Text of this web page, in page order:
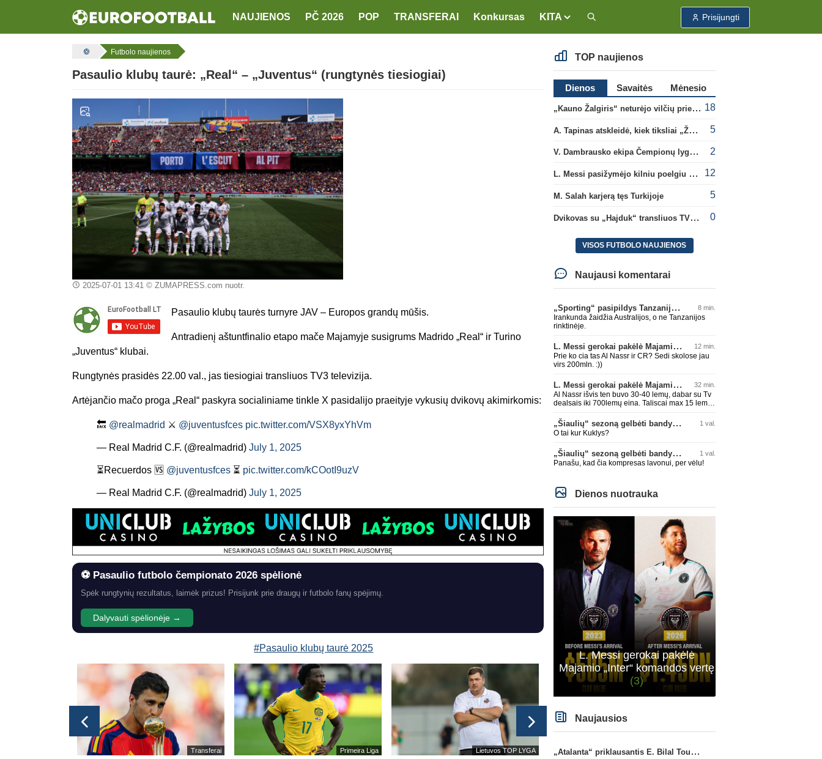
NAUJIENOS PČ 2026 POP TRANSFERAI Konkursas KITA Prisijungti
Futbolo naujienos
Pasaulio klubų taurė: „Real“ – „Juventus“ (rungtynės tiesiogiai)
2025-07-01 13:41 © ZUMAPRESS.com nuotr.
Pasaulio klubų taurės turnyre JAV – Europos grandų mūšis.
Antradienį aštuntfinalio etapo mače Majamyje susigrums Madrido „Real“ ir Turino
„Juventus“ klubai.
Rungtynės prasidės 22.00 val., jas tiesiogiai transliuos TV3 televizija.
Artėjančio mačo proga „Real“ paskyra socialiniame tinkle X pasidalijo praeityje vykusių dvikovų akimirkomis:
🔙 @realmadrid ⚔️ @juventusfces pic.twitter.com/VSX8yxYhVm
— Real Madrid C.F. (@realmadrid) July 1, 2025
⏳Recuerdos 🆚 @juventusfces ⏳ pic.twitter.com/kCOotI9uzV
— Real Madrid C.F. (@realmadrid) July 1, 2025
⚽ Pasaulio futbolo čempionato 2026 spėlionė
Spėk rungtynių rezultatus, laimėk prizus! Prisijunk prie draugų ir futbolo fanų spėjimų.
Dalyvauti spėlionėje →
#Pasaulio klubų taurė 2025
Transferai Primeira Liga Lietuvos TOP LYGA Anglijos Premier League
TOP naujienos
Dienos Savaitės
Mėnesio
„Kauno Žalgiris“ neturėjo vilčių prieš „Dinamo“ 18
A. Tapinas atskleidė, kiek tiksliai „Žalgiris“ jau uždirbo iš UEFA premijų 5
V. Dambrausko ekipa Čempionų lygos atrankoje patyrė skaudžią nesėkmę 2
L. Messi pasižymėjo kilniu poelgiu dėl kilusių gaisrų Madride 12
M. Salah karjerą tęs Turkijoje 5
Dvikovas su „Hajduk“ transliuos TV3, paskutinėje transliacijoje – nauji rekordai 0
VISOS FUTBOLO NAUJIENOS
Naujausi komentarai
„Sporting“ pasipildys Tanzanijos rinktinės krašto saugu 8 min.
Irankunda žaidžia Australijos, o ne Tanzanijos
rinktinėje.
L. Messi gerokai pakėlė Majamio „Inter“ komandos vertę 12 min.
Prie ko cia tas Al Nassr ir CR? Sedi skolose jau
virs 200mln. :))
L. Messi gerokai pakėlė Majamio „Inter“ komandos vertę 32 min.
Al Nassr išvis ten buvo 30-40 lemų, dabar su Tv
dealsais iki 700lemų eina. Taliscai max 15 lemų
akcijos
„Šiaulių“ sezoną gelbėti bandys D. Lastauskas 1 val.
O tai kur Kuklys?
„Šiaulių“ sezoną gelbėti bandys D. Lastauskas 1 val.
Panašu, kad čia kompresas lavonui, per vėlu!
Dienos nuotrauka
L. Messi gerokai pakėlė
Majamio „Inter“ komandos vertę
(3)
Naujausios
„Atalanta“ priklausantis E. Bilal Toure karjerą tęs „Parma“ gretose